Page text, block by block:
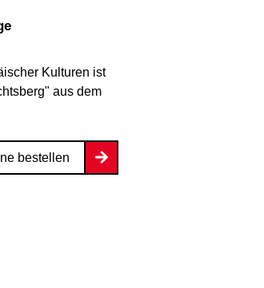
Kulturen ist
aus dem
bestellen